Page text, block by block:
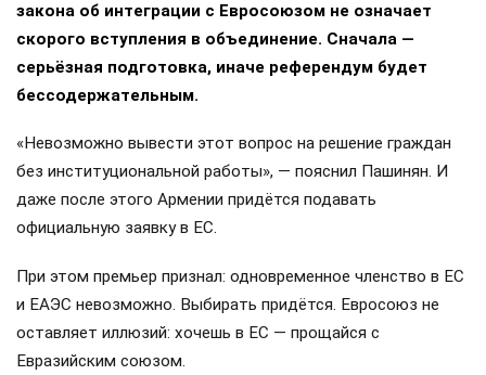
закона об интеграции с Евросоюзом не означает
скорого вступления в объединение. Сначала —
серьёзная подготовка, иначе референдум будет
бессодержательным.
«Невозможно вывести этот вопрос на решение граждан
без институциональной работы», — пояснил Пашинян. И
даже после этого Армении придётся подавать
официальную заявку в ЕС.
При этом премьер признал: одновременное членство в ЕС
и ЕАЭС невозможно. Выбирать придётся. Евросоюз не
оставляет иллюзий: хочешь в ЕС — прощайся с
Евразийским союзом.